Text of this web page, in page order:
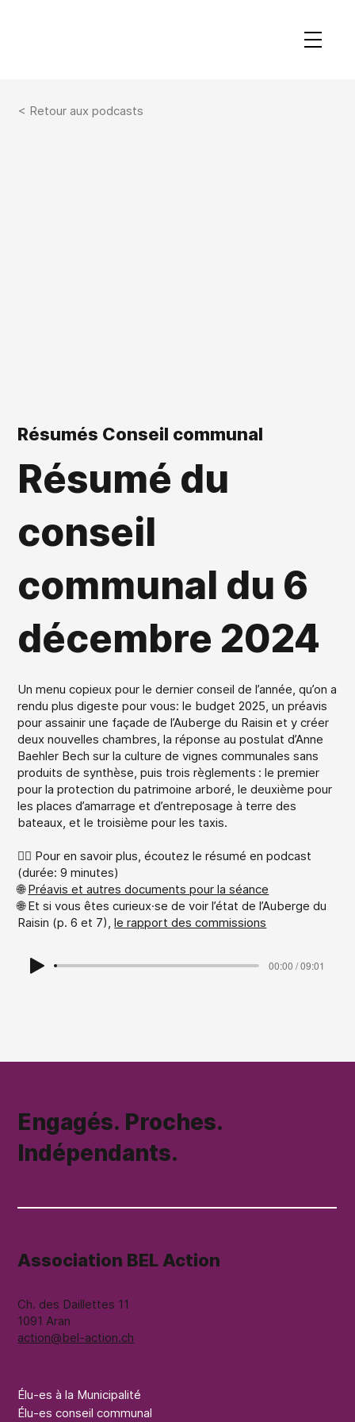
< Retour aux podcasts
Résumés Conseil communal
Résumé du
conseil
communal du 6
décembre 2024
Un menu copieux pour le dernier conseil de l’année, qu’on a
rendu plus digeste pour vous: le budget 2025, un préavis
pour assainir une façade de l’Auberge du Raisin et y créer
deux nouvelles chambres, la réponse au postulat d’Anne
Baehler Bech sur la culture de vignes communales sans
produits de synthèse, puis trois règlements : le premier
pour la protection du patrimoine arboré, le deuxième pour
les places d’amarrage et d’entreposage à terre des
bateaux, et le troisième pour les taxis.
👉🏻 Pour en savoir plus, écoutez le résumé en podcast
(durée: 9 minutes)
🌐Préavis et autres documents pour la séance
🌐 Et si vous êtes curieux·se de voir l’état de l’Auberge du
Raisin (p. 6 et 7),le rapport des commissions
00:00 / 09:01
Élu-es à la Municipalité
Élu-es conseil communal
Association BEL Action
Ch. des Daillettes 11
1091 Aran
action@bel-action.ch
Engagés. Proches.
Indépendants.